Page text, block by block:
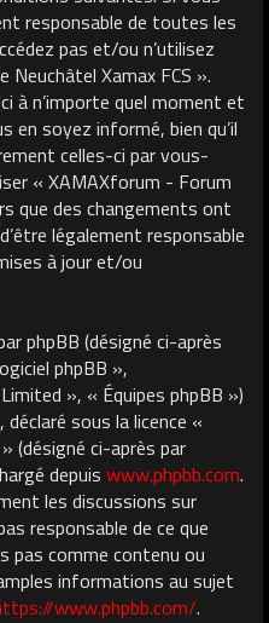
responsable de toutes les
pas et/ou n’utilisez
Xamax FCS ».
à n’importe quel moment et
soyez informé, bien qu’il
celles-ci par vous-
« XAMAXforum - Forum
que des changements ont
légalement responsable
à jour et/ou
phpBB (désigné ci-après
phpBB »,
», « Équipes phpBB »)
sous la licence «
» (désigné ci-après par
depuis www.phpbb.com.
les discussions sur
responsable de ce que
pas comme contenu ou
informations au sujet
www.phpbb.com/.